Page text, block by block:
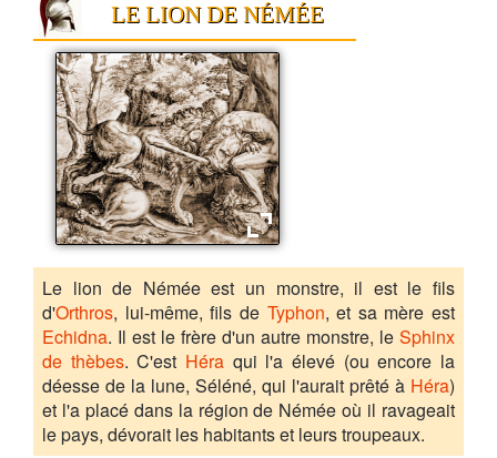
LE LION DE NÉMÉE
Le lion de Némée est un monstre, il est le fils
d'Orthros, lui-même, fils de Typhon, et sa mère est
Echidna. Il est le frère d'un autre monstre, le Sphinx
de thèbes. C'est Héra qui l'a élevé (ou encore la
déesse de la lune, Séléné, qui l'aurait prêté à Héra)
et l'a placé dans la région de Némée où il ravageait
le pays, dévorait les habitants et leurs troupeaux.